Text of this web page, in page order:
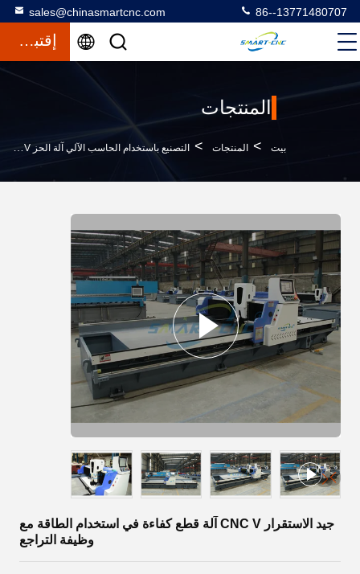
sales@chinasmartcnc.com 86--13771480707
إقتباس
المنتجات
بيت > المنتجات > التصنيع باستخدام الحاسب الآلي آلة الحز V >
جيد الاستقرار CNC V آلة قطع كفاءة في استخدام الطاقة مع
وظيفة التراجع